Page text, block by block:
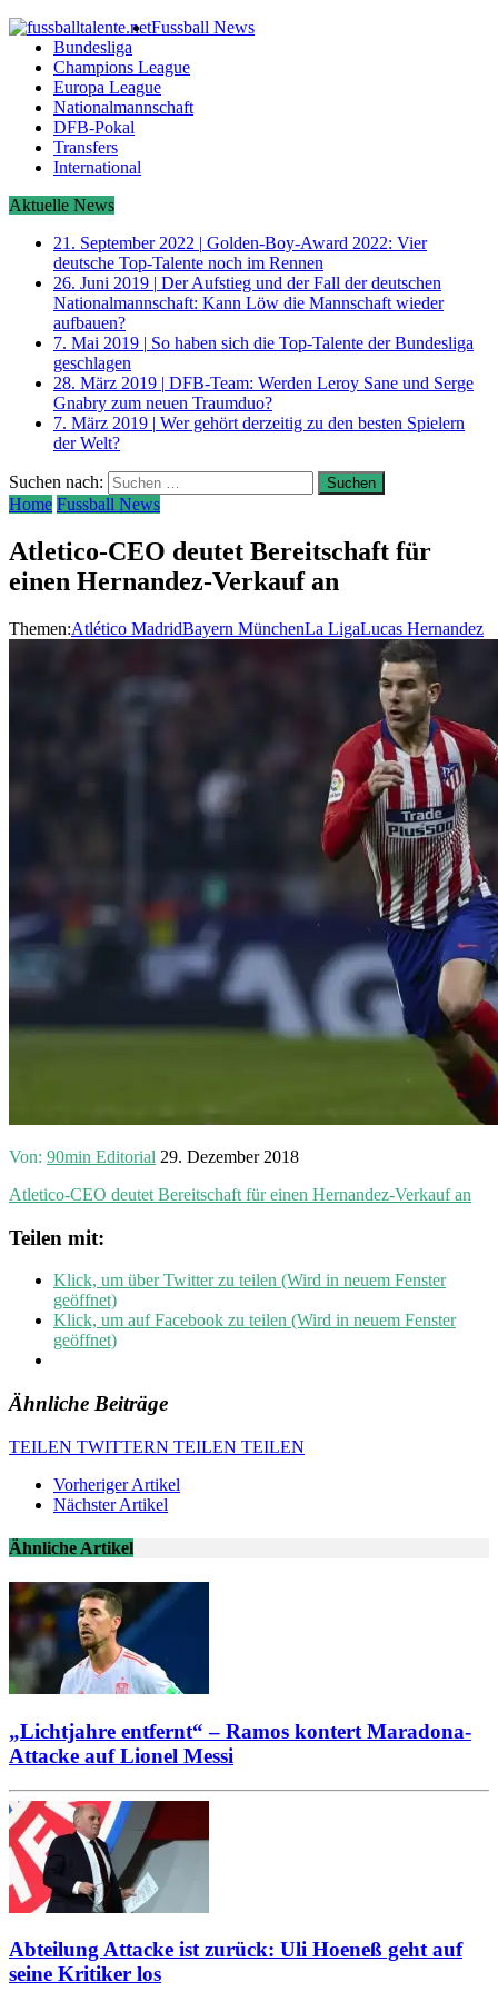
Fussball News
Bundesliga
Champions League
Europa League
Nationalmannschaft
DFB-Pokal
Transfers
International
Aktuelle News
21. September 2022 | Golden-Boy-Award 2022: Vier
deutsche Top-Talente noch im Rennen
26. Juni 2019 | Der Aufstieg und der Fall der deutschen
Nationalmannschaft: Kann Löw die Mannschaft wieder
aufbauen?
7. Mai 2019 | So haben sich die Top-Talente der Bundesliga
geschlagen
28. März 2019 | DFB-Team: Werden Leroy Sane und Serge
Gnabry zum neuen Traumduo?
7. März 2019 | Wer gehört derzeitig zu den besten Spielern
der Welt?
Suchen nach:
Home Fussball News
Atletico-CEO deutet Bereitschaft für
einen Hernandez-Verkauf an
Themen:Atlético MadridBayern MünchenLa LigaLucas Hernandez
Von: 90min Editorial 29. Dezember 2018
Atletico-CEO deutet Bereitschaft für einen Hernandez-Verkauf an
Teilen mit:
Klick, um über Twitter zu teilen (Wird in neuem Fenster
geöffnet)
Klick, um auf Facebook zu teilen (Wird in neuem Fenster
geöffnet)
Ähnliche Beiträge
TEILEN TWITTERN TEILEN TEILEN
Vorheriger Artikel
Nächster Artikel
Ähnliche Artikel
„Lichtjahre entfernt“ – Ramos kontert Maradona-
Attacke auf Lionel Messi
Abteilung Attacke ist zurück: Uli Hoeneß geht auf
seine Kritiker los